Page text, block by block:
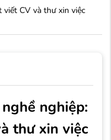
CV và thư xin việc
nghiệp:
thư xin việc